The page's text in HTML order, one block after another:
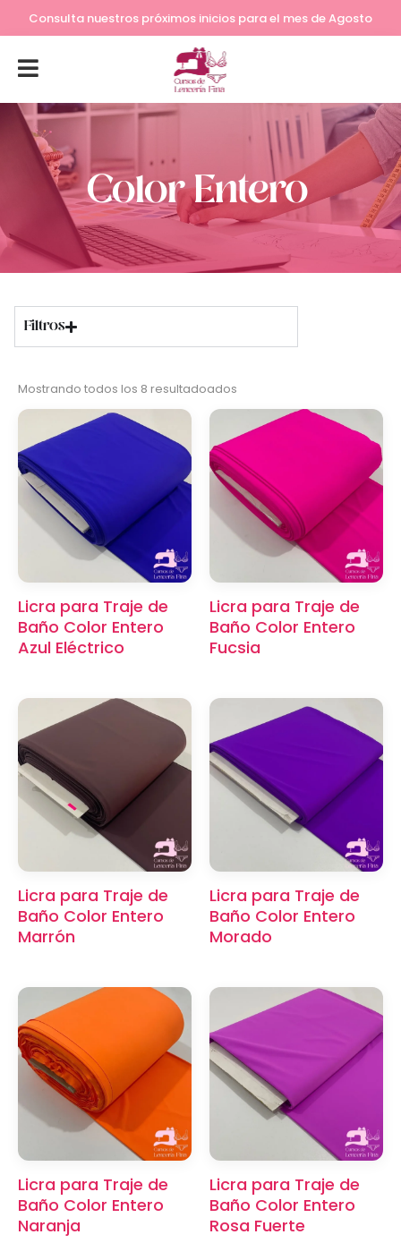
Consulta nuestros próximos inicios para el mes de Agosto
Lleva tu costura a otro nivel
Color Entero
Filtros
Mostrando todos los 8 resultadoados
Licra para Traje de
Baño Color Entero
Azul Eléctrico
Licra para Traje de
Baño Color Entero
Fucsia
Licra para Traje de
Baño Color Entero
Marrón
Licra para Traje de
Baño Color Entero
Morado
Licra para Traje de
Baño Color Entero
Naranja
Licra para Traje de
Baño Color Entero
Rosa Fuerte